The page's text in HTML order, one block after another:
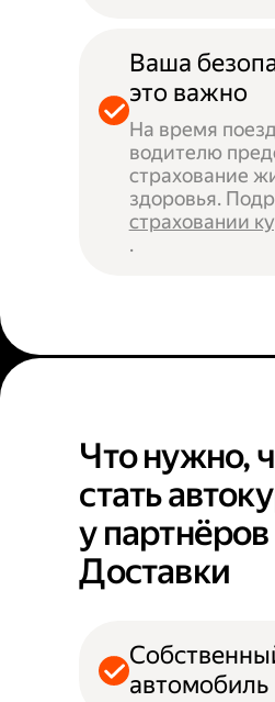
Ваша
это важно
На время
водителю
страхование
здоровья.
страховании
.
Что нужно,
стать
у
Доставки
автомобиль